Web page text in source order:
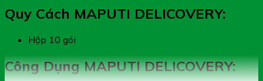
Quy Cách MAPUTI DELICOVERY:
Hộp 10 gói
Công Dụng MAPUTI DELICOVERY: